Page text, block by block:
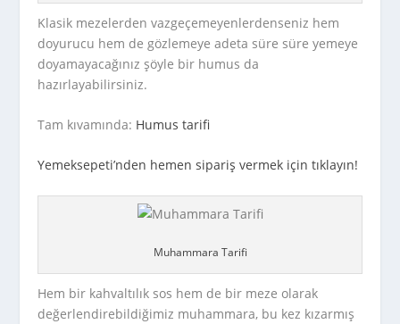
Klasik mezelerden vazgeçemeyenlerdenseniz hem
doyurucu hem de gözlemeye adeta süre süre yemeye
doyamayacağınız şöyle bir humus da
hazırlayabilirsiniz.
Tam kıvamında: Humus tarifi
Yemeksepeti’nden hemen sipariş vermek için tıklayın!
Muhammara Tarifi
Hem bir kahvaltılık sos hem de bir meze olarak
değerlendirebildiğimiz muhammara, bu kez kızarmış